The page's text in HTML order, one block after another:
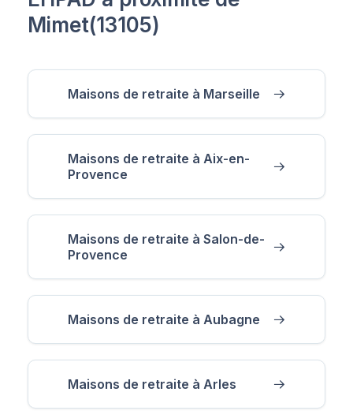
Mimet(13105)
Maisons de retraite à Marseille
Maisons de retraite à Aix-en-
Provence
Maisons de retraite à Salon-de-
Provence
Maisons de retraite à Aubagne
Maisons de retraite à Arles